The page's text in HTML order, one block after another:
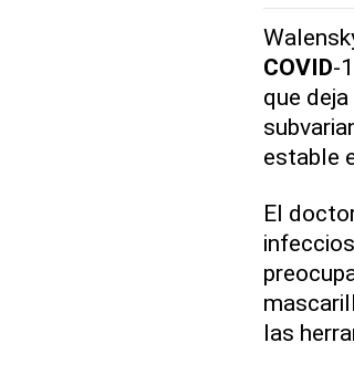
COVID-
que
estable
El
las